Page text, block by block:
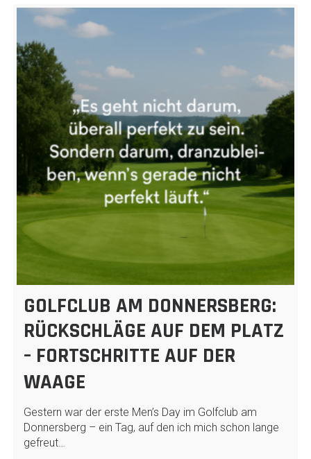
GOLFCLUB AM DONNERSBERG:
RÜCKSCHLÄGE AUF DEM PLATZ
– FORTSCHRITTE AUF DER
WAAGE
Gestern war der erste Men’s Day im Golfclub am
Donnersberg – ein Tag, auf den ich mich schon lange
gefreut…